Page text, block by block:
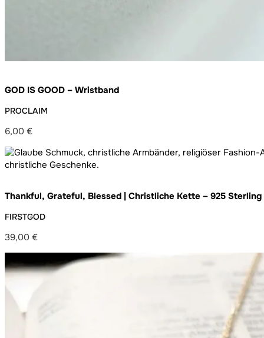
GOD IS GOOD – Wristband
PROCLAIM
6,00 €
Thankful, Grateful, Blessed | Christliche Kette – 925
FIRSTGOD
39,00 €